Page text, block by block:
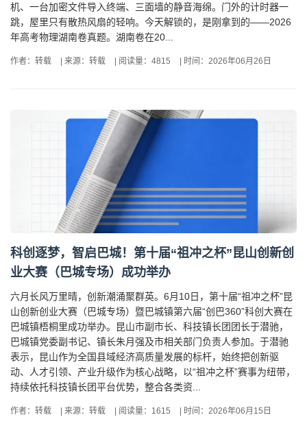
机、一台加密文件导入终端、三面墙的静音海绵。门外的计时器一
跳，屋里只有散热风扇的轻响。今天解锁的，是刚拿到的——2026
年高考物理湖南卷真题。湖南卷在20...
作者：转载 来源：转载 阅读量：4815 时间：2026年06月26日
科创逐梦，智启巴城！第十届“祖冲之杯”昆山创新创
业大赛（巴城专场）成功举办
六月长风万里晴，创新潮涌聚群英。6月10日，第十届“祖冲之杯”昆
山创新创业大赛（巴城专场）暨巴城镇第六届“创巴360”科创大赛在
巴城镇梧桐里成功举办。昆山市副市长、科技镇长团团长于潜驰，
巴城镇党委副书记、镇长朱月强及市相关部门负责人参加。于潜驰
表示，昆山作为全国县域经济高质量发展的标杆，始终把创新驱
动、人才引领、产业升级作为核心战略，以“祖冲之杯”赛事为纽带，
持续依托科技镇长团平台优势，整合各类资...
作者：转载 来源：转载 阅读量：1615 时间：2026年06月15日